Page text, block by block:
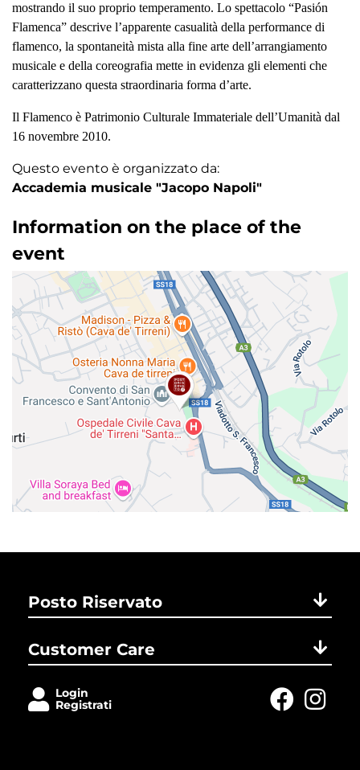
mostrando il suo proprio temperamento. Lo spettacolo “Pasión
Flamenca” descrive l’apparente casualità della performance di
flamenco, la spontaneità mista alla fine arte dell’arrangiamento
musicale e della coreografia mette in evidenza gli elementi che
caratterizzano questa straordinaria forma d’arte.
Il Flamenco è Patrimonio Culturale Immateriale dell’Umanità dal
16 novembre 2010.
Questo evento è organizzato da:
Accademia musicale "Jacopo Napoli"
Information on the place of the
event
Posto Riservato
Customer Care
Login
Registrati